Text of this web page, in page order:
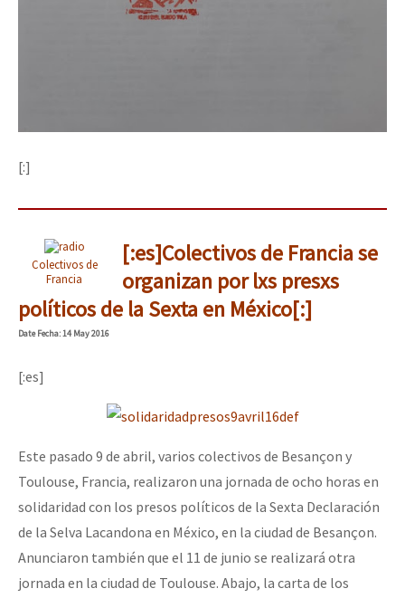
[:]
Colectivos de
Francia
[:es]Colectivos de Francia se
organizan por lxs presxs
políticos de la Sexta en México[:]
DateFecha: 14 May 2016
[:es]
Este pasado 9 de abril, varios colectivos de Besançon y
Toulouse, Francia, realizaron una jornada de ocho horas en
solidaridad con los presos políticos de la Sexta Declaración
de la Selva Lacandona en México, en la ciudad de Besançon.
Anunciaron también que el 11 de junio se realizará otra
jornada en la ciudad de Toulouse. Abajo, la carta de los